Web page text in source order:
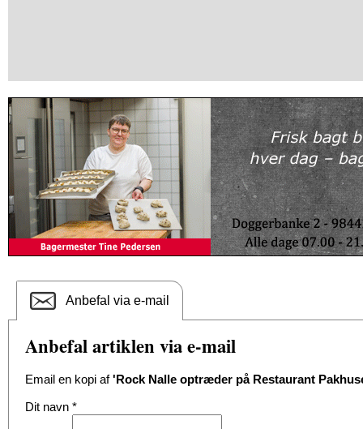
Anbefal via e-mail
Anbefal artiklen via e-mail
Email en kopi af'Rock Nalle optræder på Restaurant
Dit navn *